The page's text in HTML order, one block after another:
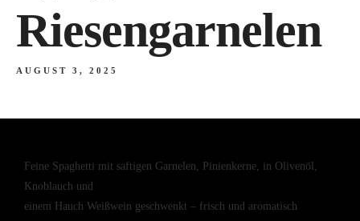
Riesengarnelen
AUGUST 3, 2025
Feine Spaghetti mit saftigen Garnelen, Pinienkerne, in Olivenöl,
Knoblauch und
einem Hauch Weißwein geschwenkt – frisch und aromatisch